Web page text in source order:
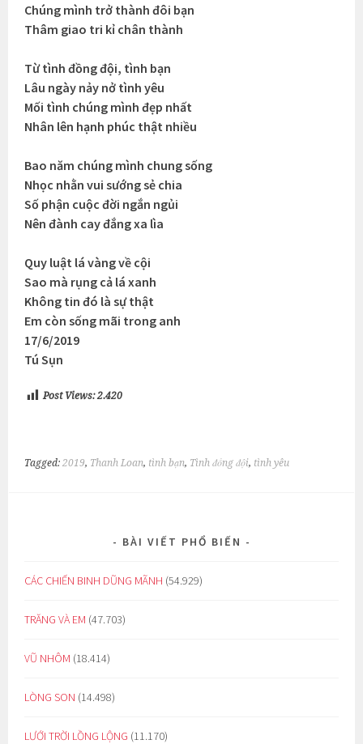
Chúng mình trở thành đôi bạn
Thâm giao tri kỉ chân thành
Từ tình đồng đội, tình bạn
Lâu ngày nảy nở tình yêu
Mối tình chúng mình đẹp nhất
Nhân lên hạnh phúc thật nhiều
Bao năm chúng mình chung sống
Nhọc nhằn vui sướng sẻ chia
Số phận cuộc đời ngắn ngủi
Nên đành cay đắng xa lìa
Quy luật lá vàng về cội
Sao mà rụng cả lá xanh
Không tin đó là sự thật
Em còn sống mãi trong anh
17/6/2019
Tú Sụn
Post Views: 2.420
Tagged:2019, Thanh Loan, tình bạn, Tình đồng đội, tình yêu
BÀI VIẾT PHỔ BIẾN
CÁC CHIẾN BINH DŨNG MÃNH (54.929)
TRĂNG VÀ EM (47.703)
VŨ NHÔM (18.414)
LÒNG SON (14.498)
LƯỚI TRỜI LỒNG LỘNG (11.170)